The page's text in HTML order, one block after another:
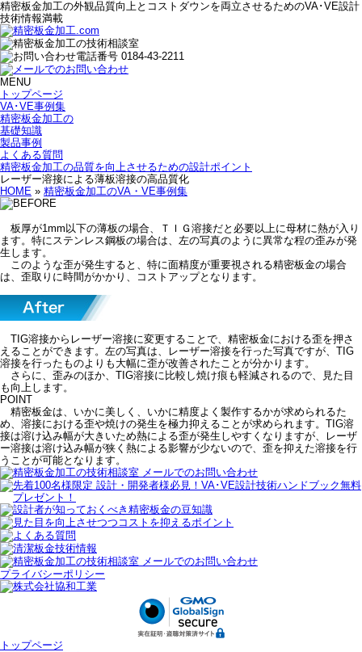
精密板金加工の外観品質向上とコストダウンを両立させるためのVA･VE設計
技術情報満載
MENU
トップページ
VA･VE事例集
精密板金加工の
基礎知識
製品事例
よくある質問
精密板金加工の品質を向上させるための設計ポイント
レーザー溶接による薄板溶接の高品質化
HOME » 精密板金加工のVA・VE事例集
板厚が1mm以下の薄板の場合、ＴＩＧ溶接だと必要以上に母材に熱が入り
ます。特にステンレス鋼板の場合は、左の写真のように異常な程の歪みが発
生します。
このような歪が発生すると、特に面精度が重要視される精密板金の場合
は、歪取りに時間がかかり、コストアップとなります。
TIG溶接からレーザー溶接に変更することで、精密板金における歪を押さ
えることができます。左の写真は、レーザー溶接を行った写真ですが、TIG
溶接を行ったものよりも大幅に歪が改善されたことが分かります。
さらに、歪みのほか、TIG溶接に比較し焼け痕も軽減されるので、見た目
も向上します。
POINT
精密板金は、いかに美しく、いかに精度よく製作するかが求められるた
め、溶接における歪や焼けの発生を極力抑えることが求められます。TIG溶
接は溶け込み幅が大きいため熱による歪が発生しやすくなりますが、レーザ
ー溶接は溶け込み幅が狭く熱による影響が少ないので、歪を抑えた溶接を行
うことが可能となります。
プライバシーポリシー
トップページ